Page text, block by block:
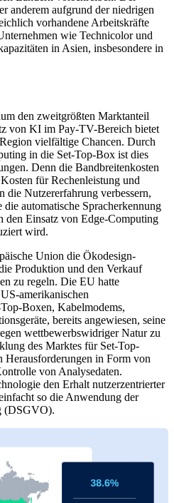
anderem aufgrund der niedrigen
vorhandene Arbeitskräfte
wie Technicolor und
in Asien, insbesondere in
den zweitgrößten Marktanteil
von KI im Pay-TV-Bereich bietet
vielfältige Chancen. Durch
in die Set-Top-Box ist dies
Denn die Bandbreitenkosten
für Rechenleistung und
die Nutzererfahrung verbessern,
automatische Spracherkennung
den Einsatz von Edge-Computing
wird.
Union die Ökodesign-
Produktion und den Verkauf
zu regeln. Die EU hatte
amerikanischen
Boxen, Kabelmodems,
bereits angewiesen, seine
wettbewerbswidriger Natur zu
des Marktes für Set-Top-
Herausforderungen in Form von
von Analysedaten.
den Erhalt nutzerzentrierter
so die Anwendung der
(DSGVO).